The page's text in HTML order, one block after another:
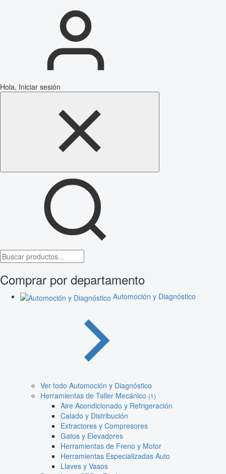
Hola, Iniciar sesión
Comprar por departamento
Automoción y Diagnóstico
Ver todo Automoción y Diagnóstico
Herramientas de Taller Mecánico (1)
Aire Acondicionado y Refrigeración
Calado y Distribución
Extractores y Compresores
Gatos y Elevadores
Herramientas de Freno y Motor
Herramientas Especializadas Auto
Llaves y Vasos